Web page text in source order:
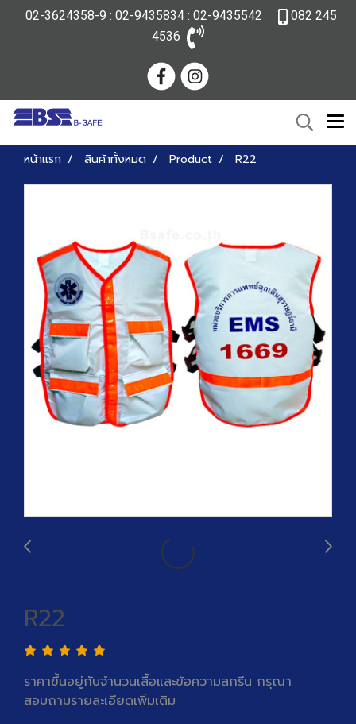
02-3624358-9 : 02-9435834 : 02-9435542
082 245
4536
หน้าแรก สินค้าทั้งหมด Product R22
R22
ราคาขึ้นอยู่กับจำนวนเสื้อและข้อความสกรีน กรุณา
สอบถามรายละเอียดเพิ่มเติม